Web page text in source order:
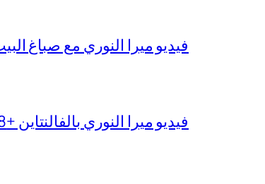
فيديو ميرا النوري مع صباغ البيت +20 كامل بجودة
فيديو ميرا النوري بالفالنتاين +18 كامل بدون تغبيش